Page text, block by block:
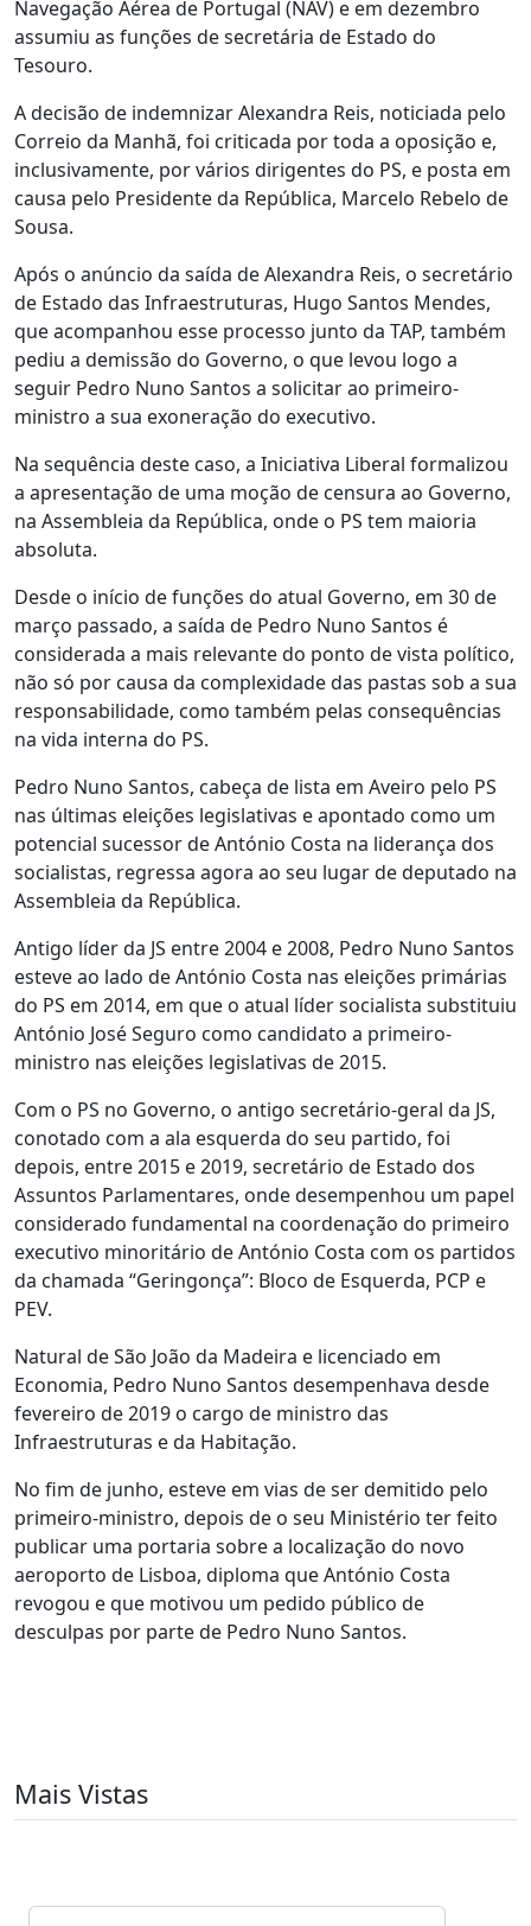
Navegação Aérea de Portugal (NAV) e em dezembro
assumiu as funções de secretária de Estado do
Tesouro.
A decisão de indemnizar Alexandra Reis, noticiada pelo
Correio da Manhã, foi criticada por toda a oposição e,
inclusivamente, por vários dirigentes do PS, e posta em
causa pelo Presidente da República, Marcelo Rebelo de
Sousa.
Após o anúncio da saída de Alexandra Reis, o secretário
de Estado das Infraestruturas, Hugo Santos Mendes,
que acompanhou esse processo junto da TAP, também
pediu a demissão do Governo, o que levou logo a
seguir Pedro Nuno Santos a solicitar ao primeiro-
ministro a sua exoneração do executivo.
Na sequência deste caso, a Iniciativa Liberal formalizou
a apresentação de uma moção de censura ao Governo,
na Assembleia da República, onde o PS tem maioria
absoluta.
Desde o início de funções do atual Governo, em 30 de
março passado, a saída de Pedro Nuno Santos é
considerada a mais relevante do ponto de vista político,
não só por causa da complexidade das pastas sob a sua
responsabilidade, como também pelas consequências
na vida interna do PS.
Pedro Nuno Santos, cabeça de lista em Aveiro pelo PS
nas últimas eleições legislativas e apontado como um
potencial sucessor de António Costa na liderança dos
socialistas, regressa agora ao seu lugar de deputado na
Assembleia da República.
Antigo líder da JS entre 2004 e 2008, Pedro Nuno Santos
esteve ao lado de António Costa nas eleições primárias
do PS em 2014, em que o atual líder socialista substituiu
António José Seguro como candidato a primeiro-
ministro nas eleições legislativas de 2015.
Com o PS no Governo, o antigo secretário-geral da JS,
conotado com a ala esquerda do seu partido, foi
depois, entre 2015 e 2019, secretário de Estado dos
Assuntos Parlamentares, onde desempenhou um papel
considerado fundamental na coordenação do primeiro
executivo minoritário de António Costa com os partidos
da chamada “Geringonça”: Bloco de Esquerda, PCP e
PEV.
Natural de São João da Madeira e licenciado em
Economia, Pedro Nuno Santos desempenhava desde
fevereiro de 2019 o cargo de ministro das
Infraestruturas e da Habitação.
No fim de junho, esteve em vias de ser demitido pelo
primeiro-ministro, depois de o seu Ministério ter feito
publicar uma portaria sobre a localização do novo
aeroporto de Lisboa, diploma que António Costa
revogou e que motivou um pedido público de
desculpas por parte de Pedro Nuno Santos.
Mais Vistas